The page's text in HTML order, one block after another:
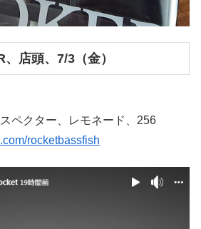
店頭、7/3（金）
ペクター、レモネード、256
rocketbassfish